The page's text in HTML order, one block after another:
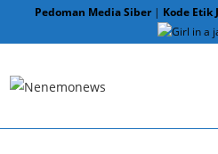
Pedoman Media Siber| Kode Etik